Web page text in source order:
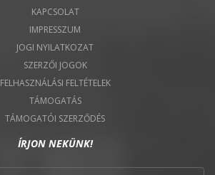
KAPCSOLAT
IMPRESSZUM
JOGI NYILATKOZAT
SZERZŐI JOGOK
FELHASZNÁLÁSI FELTÉTELEK
TÁMOGATÁS
TÁMOGATÓI SZERZŐDÉS
ÍRJON NEKÜNK!